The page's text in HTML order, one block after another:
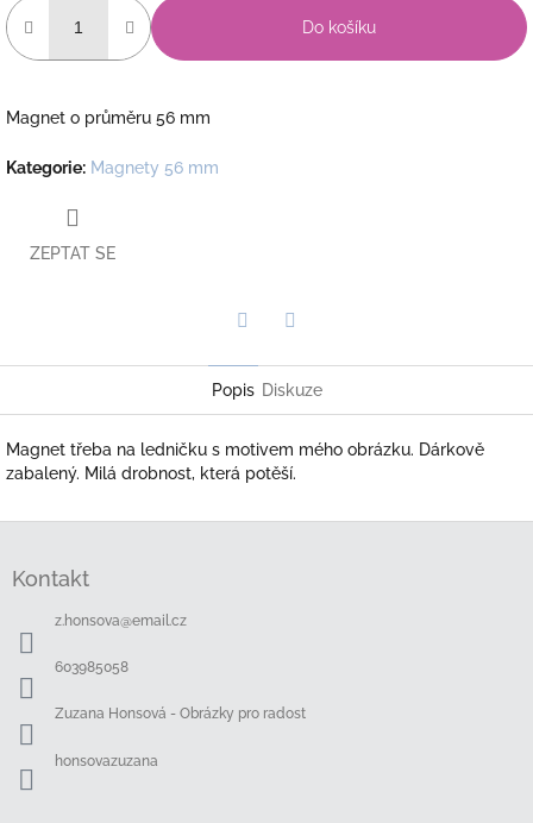
Do košíku
Magnet o průměru 56 mm
Kategorie: Magnety 56 mm
ZEPTAT SE
Popis Diskuze
Magnet třeba na ledničku s motivem mého obrázku. Dárkově
zabalený. Milá drobnost, která potěší.
Kontakt
z.honsova@email.cz
603985058
Zuzana Honsová - Obrázky pro radost
honsovazuzana